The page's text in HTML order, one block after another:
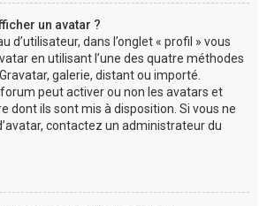
un avatar ?
d’utilisateur, dans l’onglet « profil » vous
en utilisant l’une des quatre méthodes
galerie, distant ou importé.
forum peut activer ou non les avatars et
dont ils sont mis à disposition. Si vous ne
contactez un administrateur du